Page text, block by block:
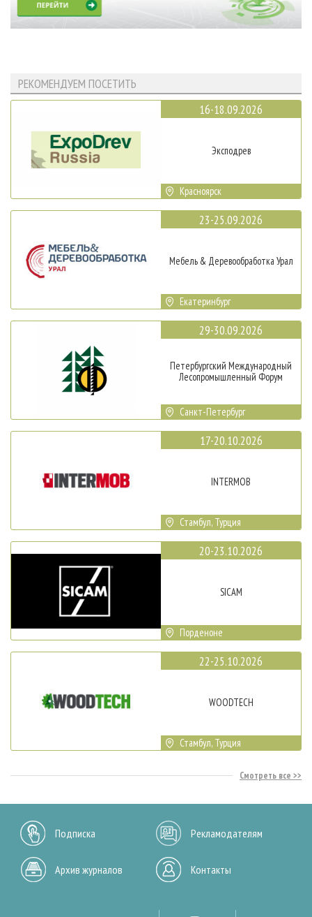
РЕКОМЕНДУЕМ ПОСЕТИТЬ
16-18.09.2026
Эксподрев
Красноярск
23-25.09.2026
Мебель & Деревообработка Урал
Екатеринбург
29-30.09.2026
Петербургский Международный
Лесопромышленный Форум
Санкт-Петербург
17-20.10.2026
INTERMOB
Стамбул, Турция
20-23.10.2026
SICAM
Порденоне
22-25.10.2026
WOODTECH
Стамбул, Турция
Смотреть все
Подписка Рекламодателям
Архив журналов Контакты